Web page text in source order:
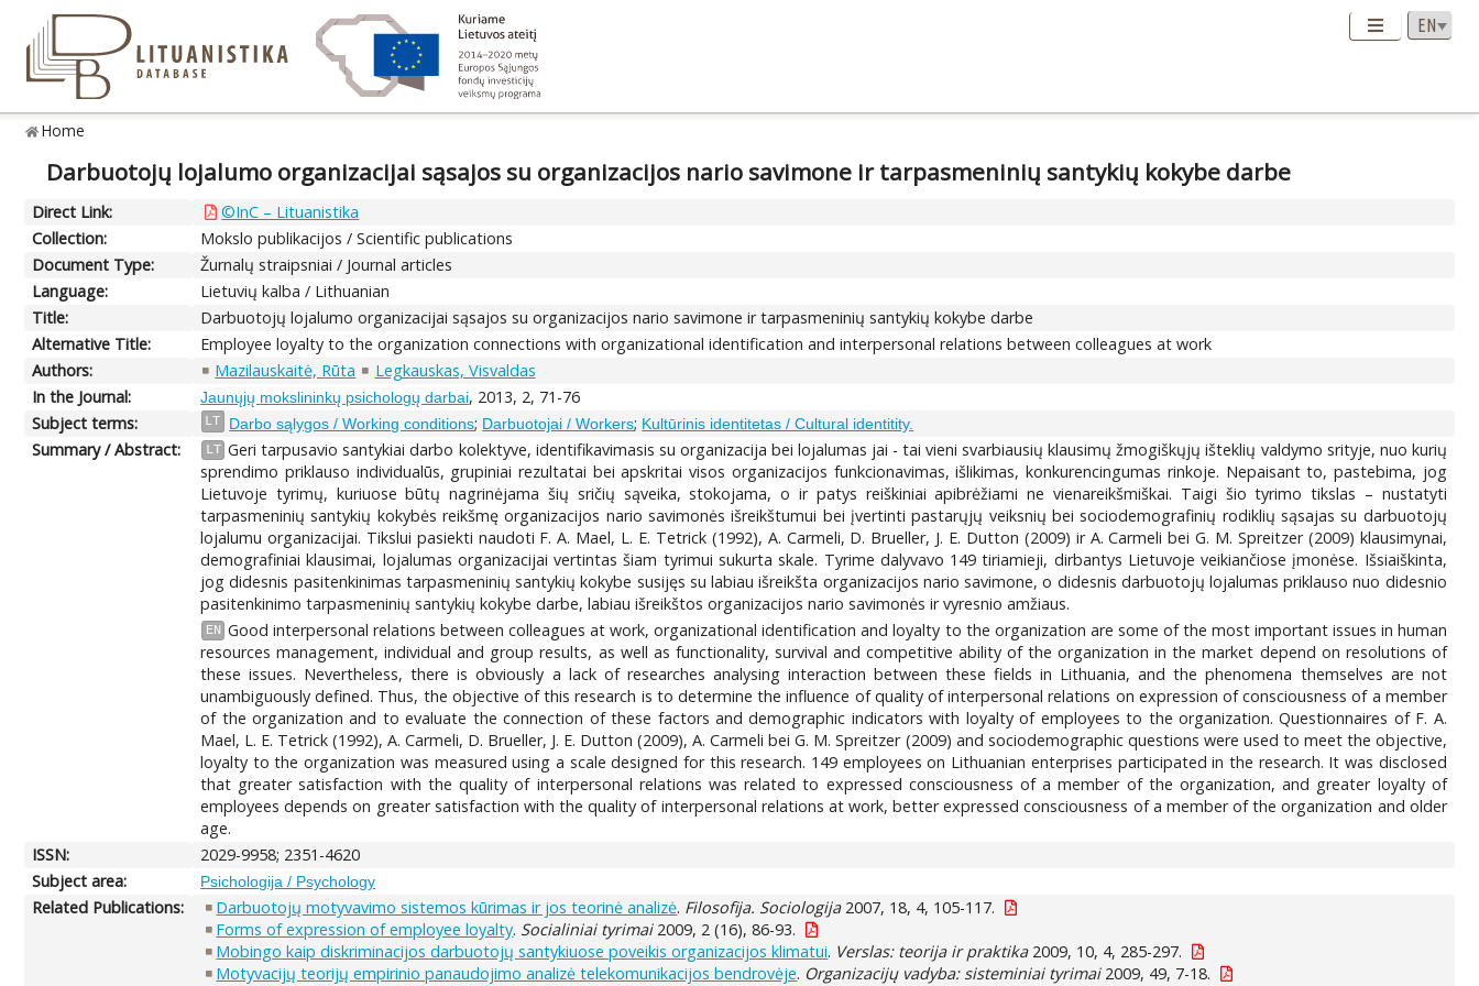
Home
Darbuotojų lojalumo organizacijai sąsajos su organizacijos nario savimone ir tarpasmeninių santykių kokybe darbe
Direct Link:
©InC – Lituanistika
Collection:
Mokslo publikacijos / Scientific publications
Document Type:
Žurnalų straipsniai / Journal articles
Language:
Lietuvių kalba / Lithuanian
Title:
Darbuotojų lojalumo organizacijai sąsajos su organizacijos nario savimone ir tarpasmeninių santykių kokybe darbe
Alternative Title:
Employee loyalty to the organization connections with organizational identification and interpersonal relations between colleagues at work
Authors:
Mazilauskaitė, Rūta
Legkauskas, Visvaldas
In the Journal:
Jaunųjų mokslininkų psichologų darbai, 2013, 2, 71-76
Subject terms:
LT Darbo sąlygos / Working conditions; Darbuotojai / Workers; Kultūrinis identitetas / Cultural identitity.
Summary / Abstract: LT Geri tarpusavio santykiai darbo kolektyve, identifikavimasis su organizacija bei lojalumas jai - tai vieni svarbiausių klausimų žmogiškųjų išteklių valdymo srityje, nuo kurių
sprendimo priklauso individualūs, grupiniai rezultatai bei apskritai visos organizacijos funkcionavimas, išlikimas, konkurencingumas rinkoje. Nepaisant to, pastebima, jog
Lietuvoje tyrimų, kuriuose būtų nagrinėjama šių sričių sąveika, stokojama, o ir patys reiškiniai apibrėžiami ne vienareikšmiškai. Taigi šio tyrimo tikslas – nustatyti
tarpasmeninių santykių kokybės reikšmę organizacijos nario savimonės išreikštumui bei įvertinti pastarųjų veiksnių bei sociodemografinių rodiklių sąsajas su darbuotojų
lojalumu organizacijai. Tikslui pasiekti naudoti F. A. Mael, L. E. Tetrick (1992), A. Carmeli, D. Brueller, J. E. Dutton (2009) ir A. Carmeli bei G. M. Spreitzer (2009) klausimynai,
demografiniai klausimai, lojalumas organizacijai vertintas šiam tyrimui sukurta skale. Tyrime dalyvavo 149 tiriamieji, dirbantys Lietuvoje veikiančiose įmonėse. Išsiaiškinta,
jog didesnis pasitenkinimas tarpasmeninių santykių kokybe susijęs su labiau išreikšta organizacijos nario savimone, o didesnis darbuotojų lojalumas priklauso nuo didesnio
pasitenkinimo tarpasmeninių santykių kokybe darbe, labiau išreikštos organizacijos nario savimonės ir vyresnio amžiaus.
EN Good interpersonal relations between colleagues at work, organizational identification and loyalty to the organization are some of the most important issues in human
resources management, individual and group results, as well as functionality, survival and competitive ability of the organization in the market depend on resolutions of
these issues. Nevertheless, there is obviously a lack of researches analysing interaction between these fields in Lithuania, and the phenomena themselves are not
unambiguously defined. Thus, the objective of this research is to determine the influence of quality of interpersonal relations on expression of consciousness of a member
of the organization and to evaluate the connection of these factors and demographic indicators with loyalty of employees to the organization. Questionnaires of F. A.
Mael, L. E. Tetrick (1992), A. Carmeli, D. Brueller, J. E. Dutton (2009), A. Carmeli bei G. M. Spreitzer (2009) and sociodemographic questions were used to meet the objective,
loyalty to the organization was measured using a scale designed for this research. 149 employees on Lithuanian enterprises participated in the research. It was disclosed
that greater satisfaction with the quality of interpersonal relations was related to expressed consciousness of a member of the organization, and greater loyalty of
employees depends on greater satisfaction with the quality of interpersonal relations at work, better expressed consciousness of a member of the organization and older
age.
ISSN:
2029-9958; 2351-4620
Subject area:
Psichologija / Psychology
Related Publications: Darbuotojų motyvavimo sistemos kūrimas ir jos teorinė analizė. Filosofija. Sociologija2007, 18, 4, 105-117.
Forms of expression of employee loyalty. Socialiniai tyrimai2009, 2 (16), 86-93.
Mobingo kaip diskriminacijos darbuotojų santykiuose poveikis organizacijos klimatui. Verslas: teorija ir praktika2009, 10, 4, 285-297.
Motyvacijų teorijų empirinio panaudojimo analizė telekomunikacijos bendrovėje. Organizacijų vadyba: sisteminiai tyrimai2009, 49, 7-18.